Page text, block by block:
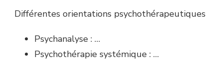
Différentes orientations psychothérapeutiques
Psychanalyse : …
Psychothérapie systémique : …